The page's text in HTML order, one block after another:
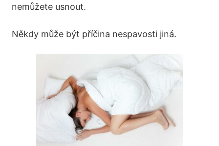
nemůžete usnout.
Někdy může být příčina nespavosti jiná.